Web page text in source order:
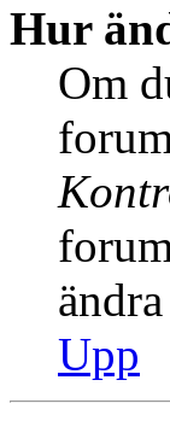
Hur
Om
Upp